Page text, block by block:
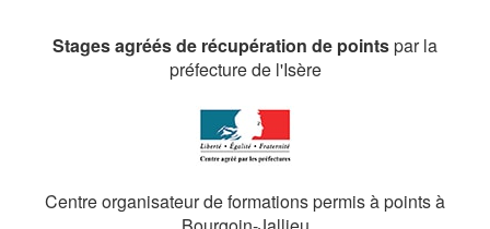
Stages agréés de récupération de pointspar la
préfecture de l'Isère
Centre organisateur de formations permis à points à